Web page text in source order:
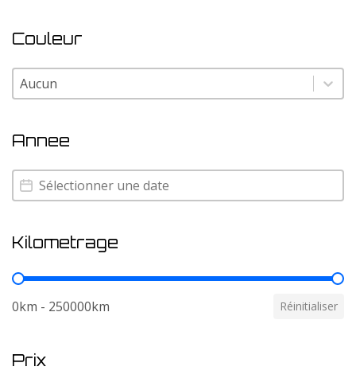
Couleur
Couleur
Couleur
Annee
Annee
Annee
Kilometrage
Kilometrage
0km - 250000km Réinitialiser
Prix